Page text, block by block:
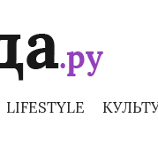
LIFESTYLE